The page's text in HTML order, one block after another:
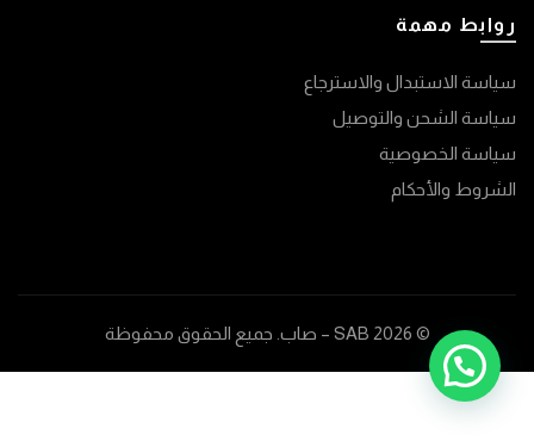
روابط مهمة
سياسة الاستبدال والاسترجاع
سياسة الشحن والتوصيل
سياسة الخصوصية
الشروط والأحكام
© 2026 SAB – صاب . جميع الحقوق محفوظة